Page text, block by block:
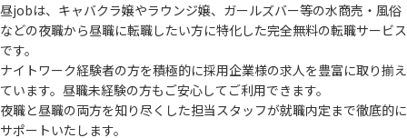
昼jobは、キャバクラ嬢やラウンジ嬢、ガールズバー等の水商売・風俗
などの夜職から昼職に転職したい方に特化した完全無料の転職サービス
です。
ナイトワーク経験者の方を積極的に採用企業様の求人を豊富に取り揃え
ています。 昼職未経験の方もご安心してご利用できます。
夜職と昼職の両方を知り尽くした担当スタッフが就職内定まで徹底的に
サポートいたします。